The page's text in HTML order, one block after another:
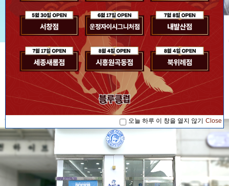
공지사항
[공지사항] [블루소식]2026. 07. 17 '블루...
[공지사항] [블루소식]2026. 08. 04 '블루...
[공지사항] [블루소식]2026. 08. 04 '블루...
[공지사항] [블루소식]2026. 07. 17 '블루...
[공지사항] [블루소식]2026. 08. 04 '블루...
오늘 하루 이 창을 열지 않기 Close
오늘 하루 이 창을 열지 않기 Close